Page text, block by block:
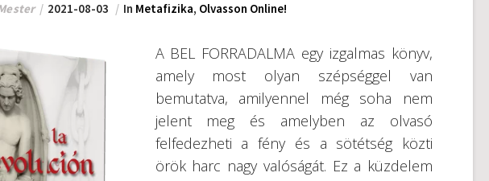
2021-08-03 In Metafizika, Olvasson Online!
A BEL FORRADALMA egy izgalmas könyv,
amely most olyan szépséggel van
bemutatva, amilyennel még soha nem
jelent meg és amelyben az olvasó
felfedezheti a fény és a sötétség közti
örök harc nagy valóságát. Ez a küzdelem